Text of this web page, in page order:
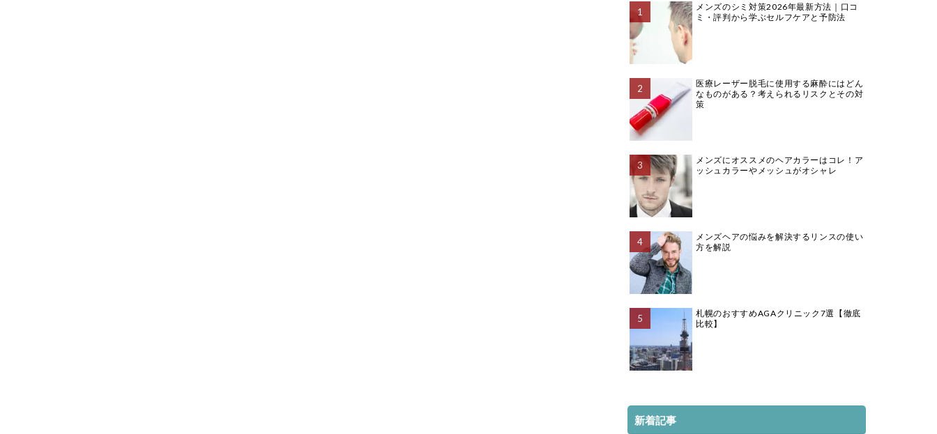
メンズのシミ対策2026年最新方法｜口コ
ミ・評判から学ぶセルフケアと予防法
医療レーザー脱毛に使用する麻酔にはどん
なものがある？考えられるリスクとその対
策
メンズにオススメのヘアカラーはコレ！ア
ッシュカラーやメッシュがオシャレ
メンズヘアの悩みを解決するリンスの使い
方を解説
札幌のおすすめAGAクリニック7選【徹底
比較】
新着記事